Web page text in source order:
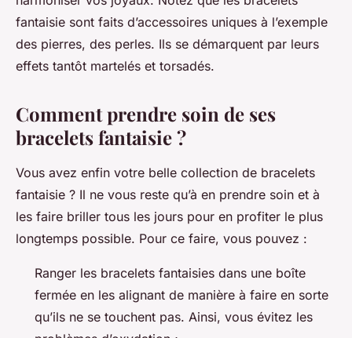
fantaisie sont faits d’accessoires uniques à l’exemple
des pierres, des perles. Ils se démarquent par leurs
effets tantôt martelés et torsadés.
Comment prendre soin de ses
bracelets fantaisie ?
Vous avez enfin votre belle collection de bracelets
fantaisie ? Il ne vous reste qu’à en prendre soin et à
les faire briller tous les jours pour en profiter le plus
longtemps possible. Pour ce faire, vous pouvez :
Ranger les bracelets fantaisies dans une boîte
fermée en les alignant de manière à faire en sorte
qu’ils ne se touchent pas. Ainsi, vous évitez les